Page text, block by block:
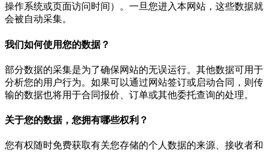
操作系统或页面访问时间）。一旦您进入本网站，这些数据就
会被自动采集。
我们如何使用您的数据？
部分数据的采集是为了确保网站的无误运行。其他数据可用于
分析您的用户行为。如果可以通过网站签订或启动合同，则传
输的数据也将用于合同报价、订单或其他委托查询的处理。
关于您的数据，您拥有哪些权利？
您有权随时免费获取有关您存储的个人数据的来源、接收者和